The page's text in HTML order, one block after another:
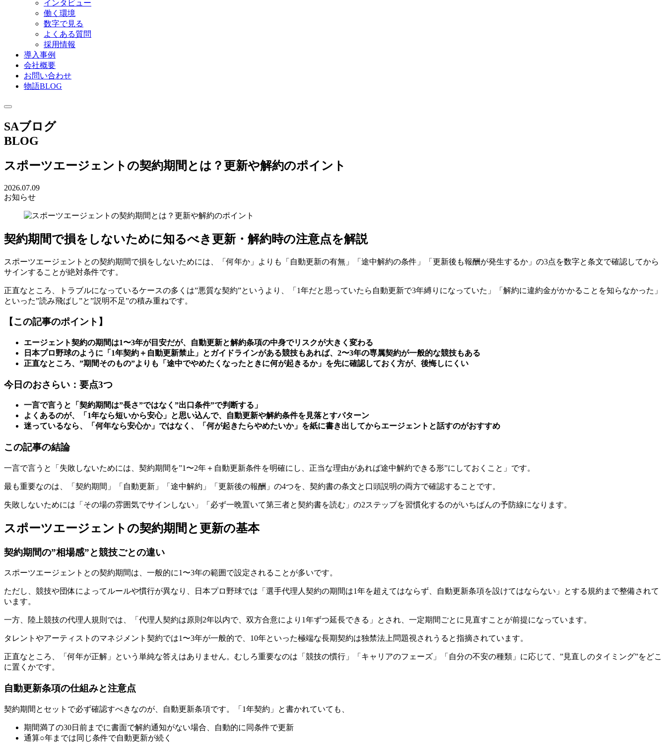
インタビュー
働く環境
数字で見る
よくある質問
採用情報
導入事例
会社概要
お問い合わせ
物語BLOG
SAブログ
BLOG
スポーツエージェントの契約期間とは？更新や解約のポイント
2026.07.09
お知らせ
契約期間で損をしないために知るべき更新・解約時の注意点を解説
スポーツエージェントとの契約期間で損をしないためには、「何年か」よりも「自動更新の有無」「途中解約の条件」「更新後も報酬が発生するか」の3点を数字と条文で確認してから
サインすることが絶対条件です。
正直なところ、トラブルになっているケースの多くは”悪質な契約”というより、「1年だと思っていたら自動更新で3年縛りになっていた」「解約に違約金がかかることを知らなかった」
といった”読み飛ばし”と”説明不足”の積み重ねです。
【この記事のポイント】
エージェント契約の期間は1〜3年が目安だが、自動更新と解約条項の中身でリスクが大きく変わる
日本プロ野球のように「1年契約＋自動更新禁止」とガイドラインがある競技もあれば、2〜3年の専属契約が一般的な競技もある
正直なところ、”期間そのもの”よりも「途中でやめたくなったときに何が起きるか」を先に確認しておく方が、後悔しにくい
今日のおさらい：要点3つ
一言で言うと「契約期間は”長さ”ではなく”出口条件”で判断する」
よくあるのが、「1年なら短いから安心」と思い込んで、自動更新や解約条件を見落とすパターン
迷っているなら、「何年なら安心か」ではなく、「何が起きたらやめたいか」を紙に書き出してからエージェントと話すのがおすすめ
この記事の結論
一言で言うと「失敗しないためには、契約期間を”1〜2年＋自動更新条件を明確にし、正当な理由があれば途中解約できる形”にしておくこと」です。
最も重要なのは、「契約期間」「自動更新」「途中解約」「更新後の報酬」の4つを、契約書の条文と口頭説明の両方で確認することです。
失敗しないためには「その場の雰囲気でサインしない」「必ず一晩置いて第三者と契約書を読む」の2ステップを習慣化するのがいちばんの予防線になります。
スポーツエージェントの契約期間と更新の基本
契約期間の”相場感”と競技ごとの違い
スポーツエージェントとの契約期間は、一般的に1〜3年の範囲で設定されることが多いです。
ただし、競技や団体によってルールや慣行が異なり、日本プロ野球では「選手代理人契約の期間は1年を超えてはならず、自動更新条項を設けてはならない」とする規約まで整備されて
います。
一方、陸上競技の代理人規則では、「代理人契約は原則2年以内で、双方合意により1年ずつ延長できる」とされ、一定期間ごとに見直すことが前提になっています。
タレントやアーティストのマネジメント契約では1〜3年が一般的で、10年といった極端な長期契約は独禁法上問題視されうると指摘されています。
正直なところ、「何年が正解」という単純な答えはありません。むしろ重要なのは「競技の慣行」「キャリアのフェーズ」「自分の不安の種類」に応じて、”見直しのタイミング”をどこ
に置くかです。
自動更新条項の仕組みと注意点
契約期間とセットで必ず確認すべきなのが、自動更新条項です。「1年契約」と書かれていても、
期間満了の30日前までに書面で解約通知がない場合、自動的に同条件で更新
通算○年までは同じ条件で自動更新が続く